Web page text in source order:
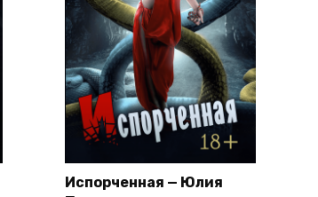
Испорченная — Юлия